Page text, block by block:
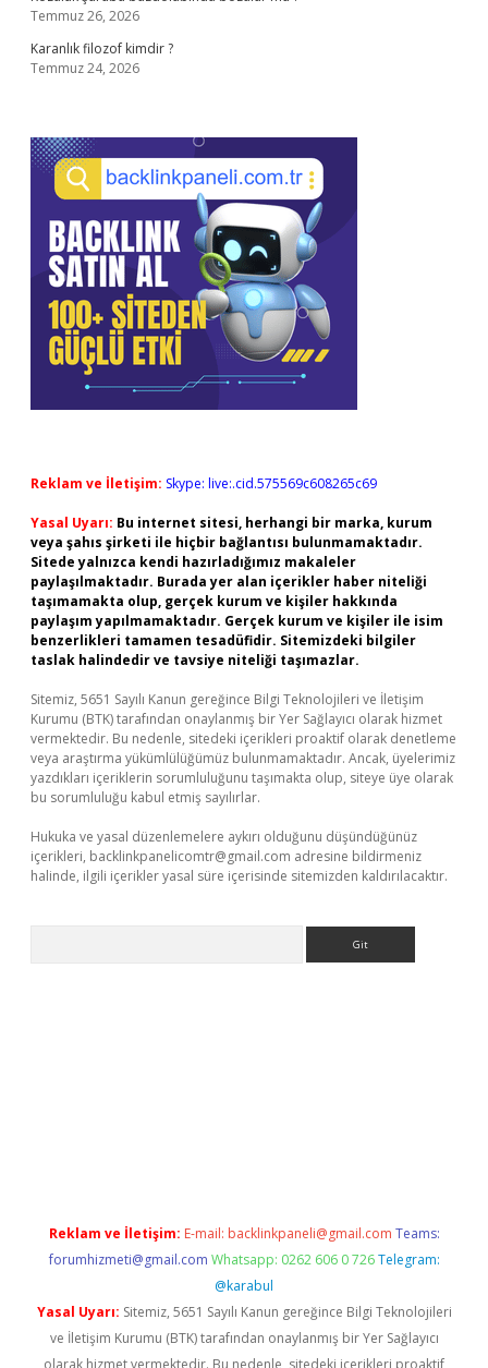
Temmuz 26, 2026
Karanlık filozof kimdir ?
Temmuz 24, 2026
Reklam ve İletişim: Skype: live:.cid.575569c608265c69
Yasal Uyarı: Bu internet sitesi, herhangi bir marka, kurum
veya şahıs şirketi ile hiçbir bağlantısı bulunmamaktadır.
Sitede yalnızca kendi hazırladığımız makaleler
paylaşılmaktadır. Burada yer alan içerikler haber niteliği
taşımamakta olup, gerçek kurum ve kişiler hakkında
paylaşım yapılmamaktadır. Gerçek kurum ve kişiler ile isim
benzerlikleri tamamen tesadüfidir. Sitemizdeki bilgiler
taslak halindedir ve tavsiye niteliği taşımazlar.
Sitemiz, 5651 Sayılı Kanun gereğince Bilgi Teknolojileri ve İletişim
Kurumu (BTK) tarafından onaylanmış bir Yer Sağlayıcı olarak hizmet
vermektedir. Bu nedenle, sitedeki içerikleri proaktif olarak denetleme
veya araştırma yükümlülüğümüz bulunmamaktadır. Ancak, üyelerimiz
yazdıkları içeriklerin sorumluluğunu taşımakta olup, siteye üye olarak
bu sorumluluğu kabul etmiş sayılırlar.
Hukuka ve yasal düzenlemelere aykırı olduğunu düşündüğünüz
içerikleri, backlinkpanelicomtr@gmail.com adresine bildirmeniz
halinde, ilgili içerikler yasal süre içerisinde sitemizden kaldırılacaktır.
Reklam ve İletişim: E-mail: backlinkpaneli@gmail.com Teams:
forumhizmeti@gmail.com Whatsapp: 0262 606 0 726 Telegram:
@karabul
Yasal Uyarı: Sitemiz, 5651 Sayılı Kanun gereğince Bilgi Teknolojileri
ve İletişim Kurumu (BTK) tarafından onaylanmış bir Yer Sağlayıcı
olarak hizmet vermektedir. Bu nedenle, sitedeki içerikleri proaktif